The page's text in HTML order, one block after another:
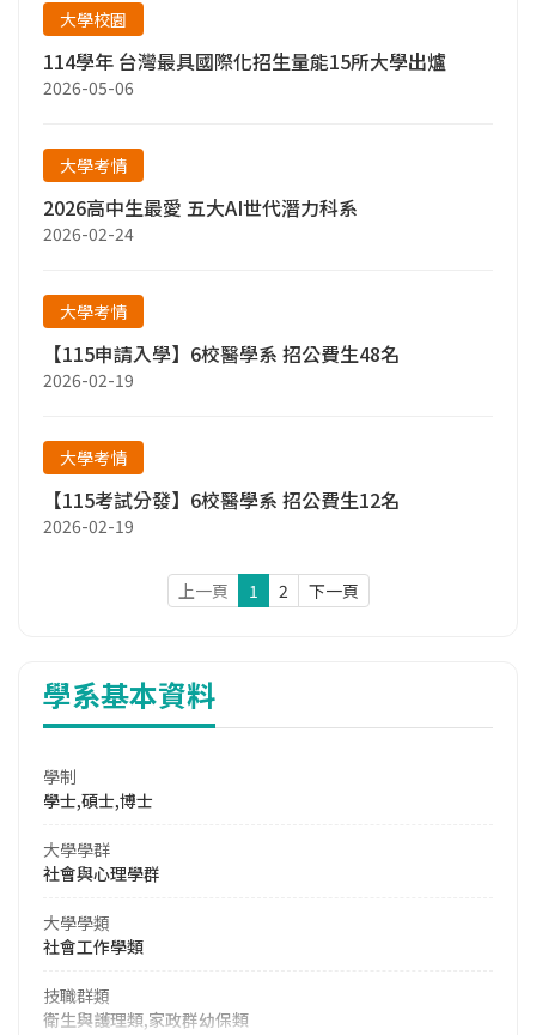
大學校園
114學年 台灣最具國際化招生量能15所大學出爐
2026-05-06
大學考情
2026高中生最愛 五大AI世代潛力科系
2026-02-24
大學考情
【115申請入學】6校醫學系 招公費生48名
2026-02-19
大學考情
【115考試分發】6校醫學系 招公費生12名
2026-02-19
上一頁 1 2 下一頁
學系基本資料
學制
學士,碩士,博士
大學學群
社會與心理學群
大學學類
社會工作學類
技職群類
衛生與護理類,家政群幼保類